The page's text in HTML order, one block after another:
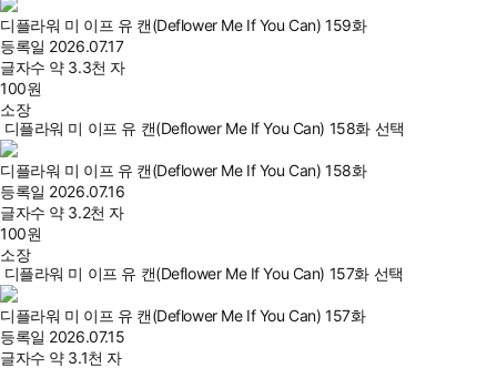
디플라워 미 이프 유 캔(Deflower Me If You Can) 159화
등록일 2026.07.17
글자수 약 3.3천 자
100원
소장
디플라워 미 이프 유 캔(Deflower Me If You Can) 158화 선택
디플라워 미 이프 유 캔(Deflower Me If You Can) 158화
등록일 2026.07.16
글자수 약 3.2천 자
100원
소장
디플라워 미 이프 유 캔(Deflower Me If You Can) 157화 선택
디플라워 미 이프 유 캔(Deflower Me If You Can) 157화
등록일 2026.07.15
글자수 약 3.1천 자